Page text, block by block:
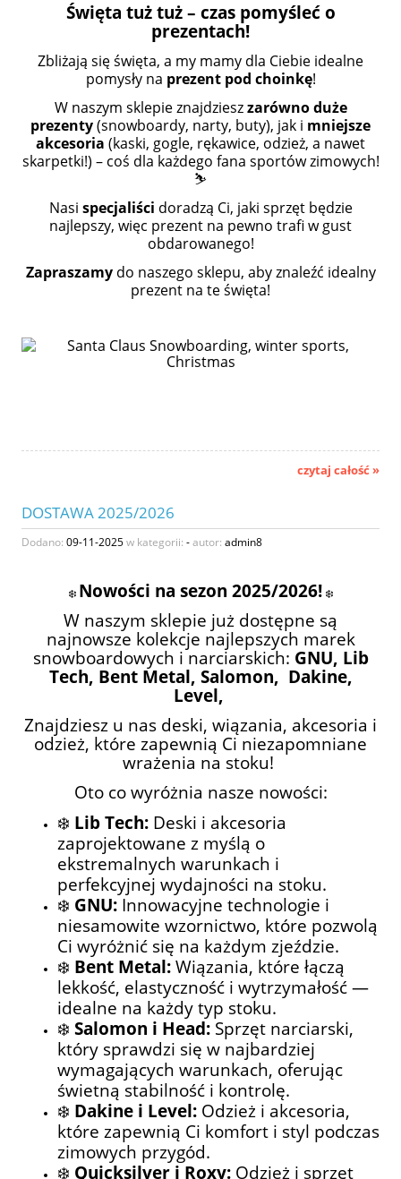
Święta tuż tuż – czas pomyśleć o
prezentach!
Zbliżają się święta, a my mamy dla Ciebie idealne
pomysły na prezent pod choinkę!
W naszym sklepie znajdzieszzarówno duże
prezenty(snowboardy, narty, buty), jak i mniejsze
akcesoria (kaski, gogle, rękawice, odzież, a nawet
skarpetki!) – coś dla każdego fana sportów zimowych!
⛷️
Nasi specjaliści doradzą Ci, jaki sprzęt będzie
najlepszy, więc prezent na pewno trafi w gust
obdarowanego!
Zapraszamydo naszego sklepu, aby znaleźć idealny
prezent na te święta!
czytaj całość »
DOSTAWA 2025/2026
Dodano: 09-11-2025w kategorii: -autor: admin8
❄️ Nowości na sezon 2025/2026! ❄️
W naszym sklepie już dostępne są
najnowsze kolekcje najlepszych marek
snowboardowych i narciarskich: GNU, Lib
Tech, Bent Metal, Salomon, Dakine,
Level,
Znajdziesz u nas deski, wiązania, akcesoria i
odzież, które zapewnią Ci niezapomniane
wrażenia na stoku!
Oto co wyróżnia nasze nowości:
❄️ Lib Tech: Deski i akcesoria
zaprojektowane z myślą o
ekstremalnych warunkach i
perfekcyjnej wydajności na stoku.
❄️ GNU: Innowacyjne technologie i
niesamowite wzornictwo, które pozwolą
Ci wyróżnić się na każdym zjeździe.
❄️ Bent Metal: Wiązania, które łączą
lekkość, elastyczność i wytrzymałość —
idealne na każdy typ stoku.
❄️ Salomon i Head: Sprzęt narciarski,
który sprawdzi się w najbardziej
wymagających warunkach, oferując
świetną stabilność i kontrolę.
❄️ Dakine i Level: Odzież i akcesoria,
które zapewnią Ci komfort i styl podczas
zimowych przygód.
❄️ Quicksilver i Roxy: Odzież i sprzęt